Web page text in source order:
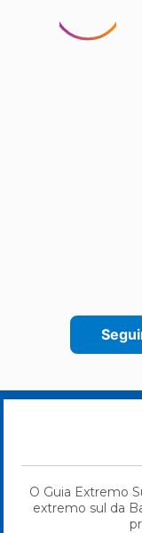
O Guia Extremo
extremo sul da